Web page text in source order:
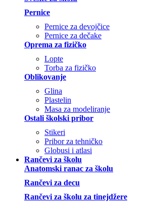
Pernice
Pernice za devojčice
Pernice za dečake
Oprema za fizičko
Lopte
Torba za fizičko
Oblikovanje
Glina
Plastelin
Masa za modeliranje
Ostali školski pribor
Stikeri
Pribor za tehničko
Globusi i atlasi
Rančevi za školu
Anatomski ranac za školu
Rančevi za decu
Rančevi za školu za tinejdžere